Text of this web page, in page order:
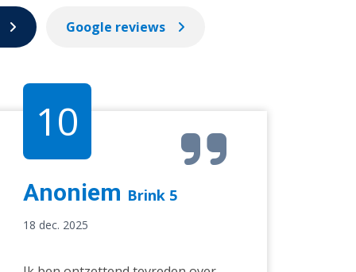
Google reviews
10
Anoniem Brink 5
18 dec. 2025